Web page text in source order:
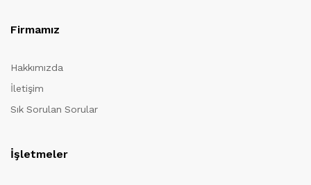
Firmamız
Hakkımızda
İletişim
Sık Sorulan Sorular
İşletmeler